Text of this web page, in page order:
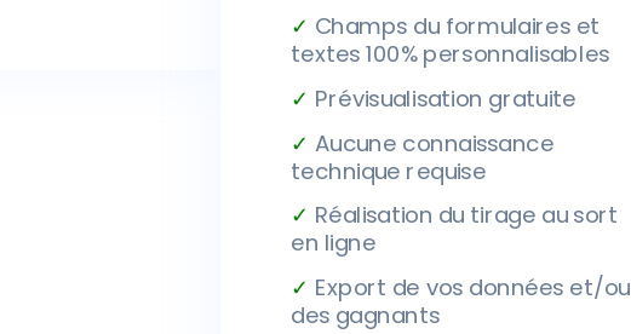
✓ Champs du formulaires et
textes 100% personnalisables
✓ Prévisualisation gratuite
✓ Aucune connaissance
technique requise
✓ Réalisation du tirage au sort
en ligne
✓ Export de vos données et/ou
des gagnants